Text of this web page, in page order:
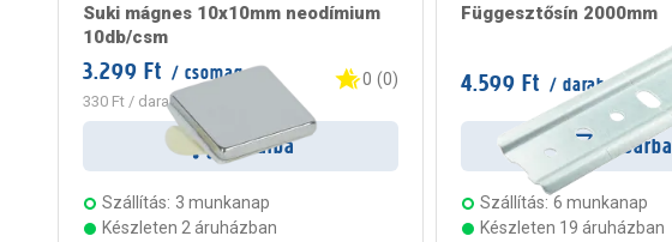
Suki mágnes 10x10mm neodímium
10db/csm
3.299 Ft / csomag
330 Ft / darab
0 (0)
Kosárba
Szállítás: 3 munkanap
Készleten 2 áruházban
Függesztősín 2000mm
4.599 Ft / darab
Kosárba
Szállítás: 6 munkanap
Készleten 19 áruházban